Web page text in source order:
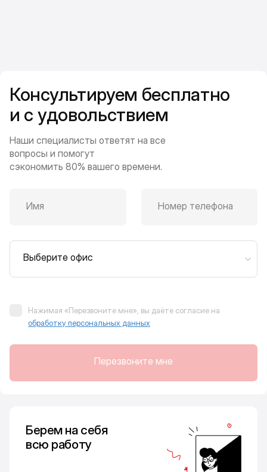
Консультируем бесплатно
и с удовольствием
Наши специалисты ответят на все
вопросы и помогут
сэкономить 80% вашего времени.
Имя Номер телефона
Выберите офис
Нажимая «Перезвоните мне», вы даёте согласие на
обработку персональных данных
Перезвоните мне
Берем на себя
всю работу